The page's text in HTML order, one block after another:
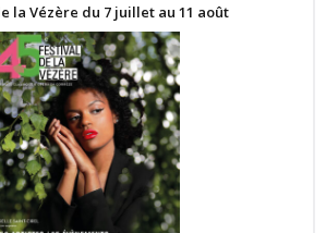
la Vézère du 7 juillet au 11 août